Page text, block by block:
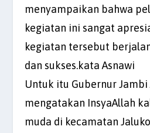
menyampaikan bahwa
kegiatan ini sangat
kegiatan tersebut
dan sukses.kata Asnawi
Untuk itu Gubernur Jambi
mengatakan InsyaAllah
muda di kecamatan